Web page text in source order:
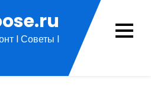
l Советы l